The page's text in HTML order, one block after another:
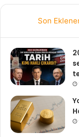
Son